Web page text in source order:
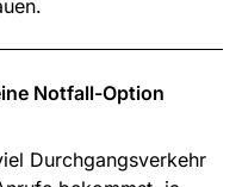
Notfall-Option
Durchgangsverkehr